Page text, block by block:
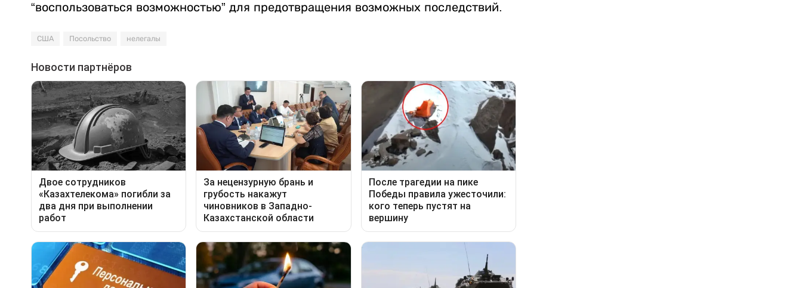
“воспользоваться возможностью” для предотвращения возможных последствий.
США Посольство нелегалы